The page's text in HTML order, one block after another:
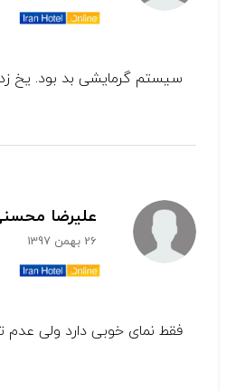
سیستم گرمایشی بد بود. یخ
علیرضا
26 بهمن 1397
فقط نمای خوبی دارد ولی عدم